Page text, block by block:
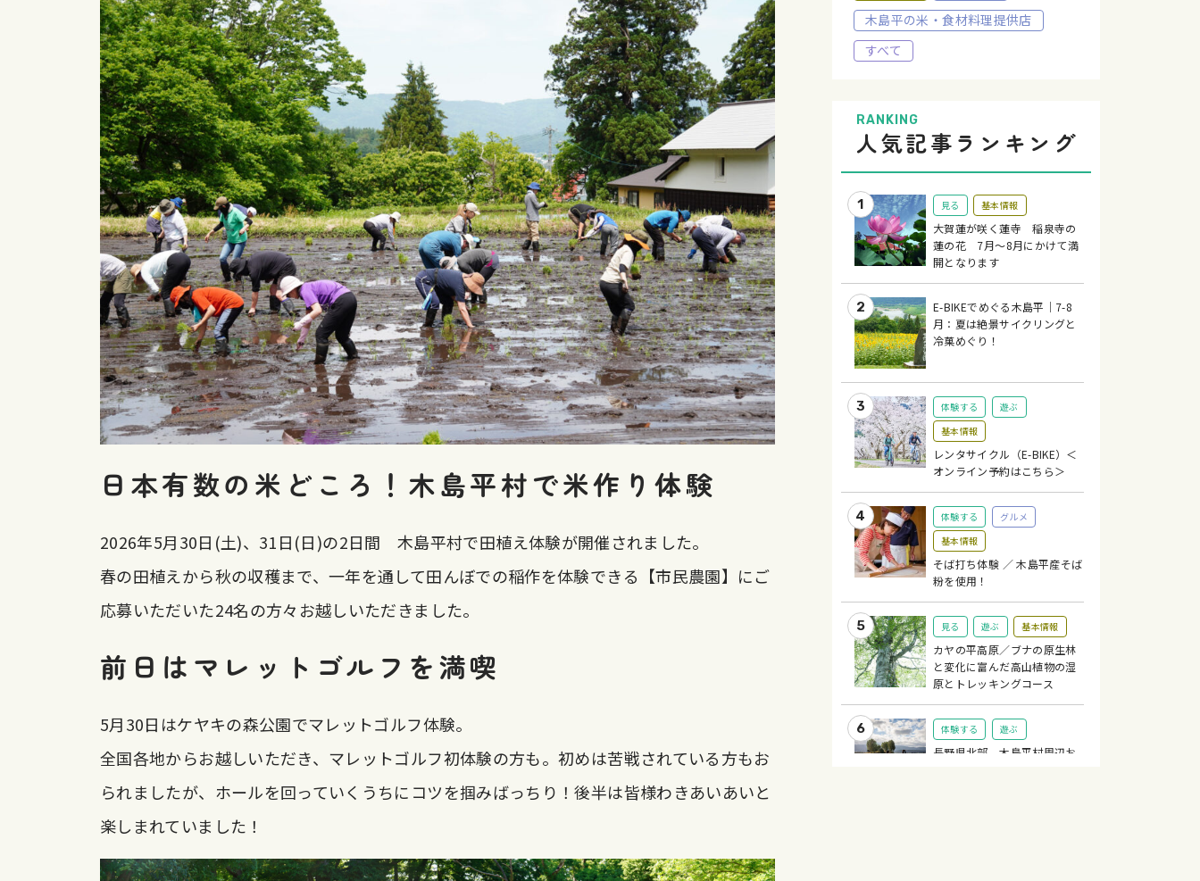
日本有数の米どころ！木島平村で米作り体験
2026年5月30日(土)、31日(日)の2日間 木島平村で田植え体験が開催されました。
春の田植えから秋の収穫まで、一年を通して田んぼでの稲作を体験できる【市民農園】にご
応募いただいた24名の方々お越しいただきました。
前日はマレットゴルフを満喫
5月30日はケヤキの森公園でマレットゴルフ体験。
全国各地からお越しいただき、マレットゴルフ初体験の方も。初めは苦戦されている方もお
られましたが、ホールを回っていくうちにコツを掴みばっちり！後半は皆様わきあいあいと
楽しまれていました！
木島平の米・食材料理提供店
すべて
RANKING
人気記事ランキング
見る 基本情報
大賀蓮が咲く蓮寺 稲泉寺の
蓮の花 7月～8月にかけて満
開となります
E-BIKEでめぐる木島平｜7-8
月：夏は絶景サイクリングと
冷菓めぐり！
体験する
遊ぶ
基本情報
レンタサイクル（E-BIKE）＜
オンライン予約はこちら＞
体験する
グルメ
基本情報
そば打ち体験 ／ 木島平産そば
粉を使用！
見る 遊ぶ 基本情報
カヤの平高原／ブナの原生林
と変化に富んだ高山植物の湿
原とトレッキングコース
体験する 遊ぶ
長野県北部 木島平村周辺お